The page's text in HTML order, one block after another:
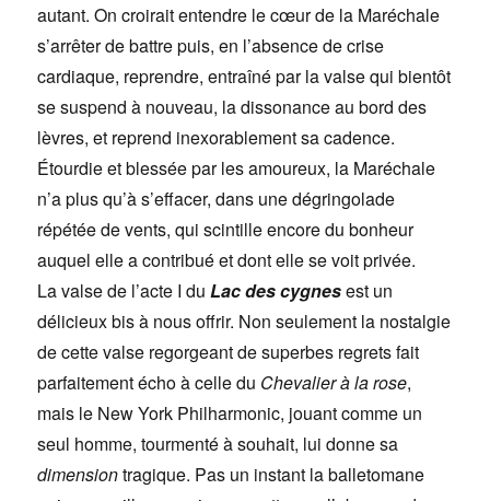
autant. On croirait entendre le cœur de la Maréchale
s’arrêter de battre puis, en l’absence de crise
cardiaque, reprendre, entraîné par la valse qui bientôt
se suspend à nouveau, la dissonance au bord des
lèvres, et reprend inexorablement sa cadence.
Étourdie et blessée par les amoureux, la Maréchale
n’a plus qu’à s’effacer, dans une dégringolade
répétée de vents, qui scintille encore du bonheur
auquel elle a contribué et dont elle se voit privée.
La valse de l’acte I duLac des cygnesest un
délicieux bis à nous offrir. Non seulement la nostalgie
de cette valse regorgeant de superbes regrets fait
parfaitement écho à celle du Chevalier à la rose,
mais le New York Philharmonic, jouant comme un
seul homme, tourmenté à souhait, lui donne sa
dimensiontragique. Pas un instant la balletomane